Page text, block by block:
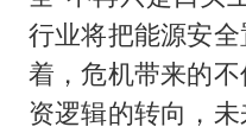
行业将把能源安
着，危机带来的
资逻辑的转向，